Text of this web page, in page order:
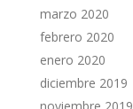
marzo 2020
febrero 2020
enero 2020
diciembre 2019